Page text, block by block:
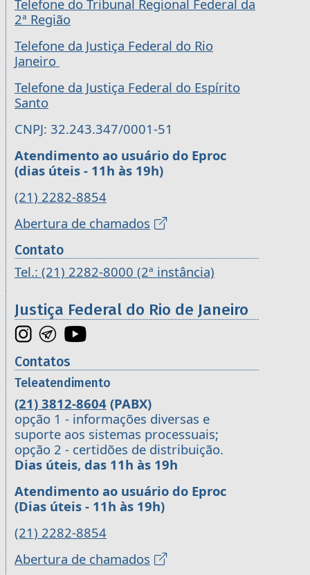
Telefone do Tribunal Regional Federal da
2ª Região
Telefone da Justiça Federal do Rio
Janeiro
Telefone da Justiça Federal do Espírito
Santo
CNPJ: 32.243.347/0001-51
Atendimento ao usuário do Eproc
(dias úteis - 11h às 19h)
(21) 2282-8854
Abertura de chamados
Contato
Tel.: (21) 2282-8000 (2ª instância)
Justiça Federal do Rio de Janeiro
Contatos
Teleatendimento
(21) 3812-8604 (PABX)
opção 1 - informações diversas e
suporte aos sistemas processuais;
opção 2 - certidões de distribuição.
Dias úteis, das 11h às 19h
Atendimento ao usuário do Eproc
(Dias úteis - 11h às 19h)
(21) 2282-8854
Abertura de chamados